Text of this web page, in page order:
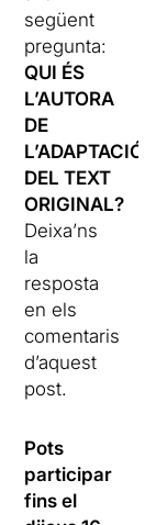
següent
pregunta:
QUI ÉS
L’AUTORA
DE
L’ADAPTACIÓ
DEL TEXT
ORIGINAL?
Deixa’ns
la
resposta
en els
comentaris
d’aquest
post.
Pots
participar
fins el